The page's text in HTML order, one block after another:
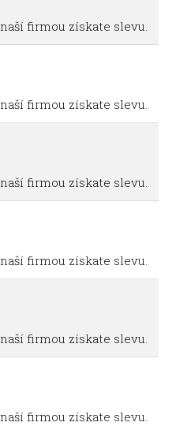
firmou získate slevu.
firmou získate slevu.
firmou získate slevu.
firmou získate slevu.
firmou získate slevu.
firmou získate slevu.